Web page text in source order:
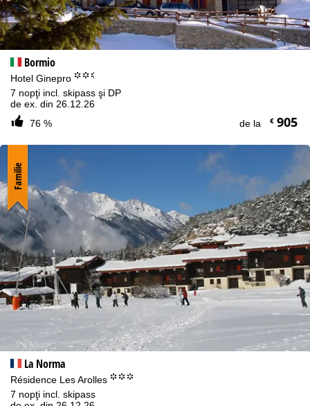
Bormio
Hotel Ginepro °°.
7 nopţi incl. skipass şi DP
de ex. din 26.12.26
76 %
de la €905
La Norma
Résidence Les Arolles °°°
7 nopţi incl. skipass
Familie